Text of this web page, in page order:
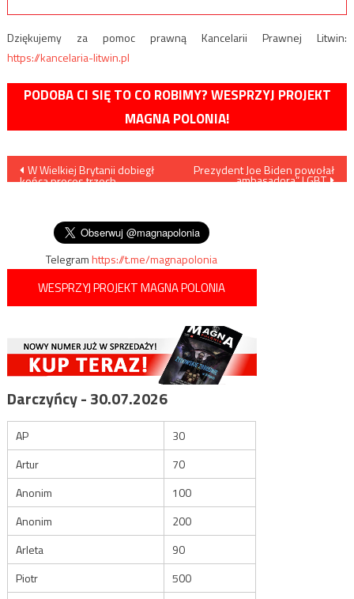
Dziękujemy za pomoc prawną Kancelarii Prawnej Litwin:
https://kancelaria-litwin.pl
PODOBA CI SIĘ TO CO ROBIMY? WESPRZYJ PROJEKT
MAGNA POLONIA!
Nawigacja
W Wielkiej Brytanii dobiegł
końca proces trzech
Prezydent Joe Biden powołał
„ambasadora” LGBT
Telegramhttps://t.me/magnapolonia
WESPRZYJ PROJEKT MAGNA POLONIA
Darczyńcy - 30.07.2026
AP
30
Artur
70
Anonim
100
Anonim
200
Arleta
90
Piotr
500